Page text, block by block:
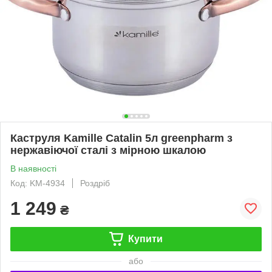
Каструля Kamille Catalin 5л greenpharm з
нержавіючої сталі з мірною шкалою
В наявності
Код: KM-4934
Роздріб
1 249 ₴
Купити
або